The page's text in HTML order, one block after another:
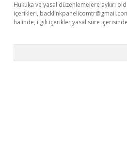
Hukuka ve yasal düzenlemelere aykırı
içerikleri,
halinde, ilgili içerikler yasal süre